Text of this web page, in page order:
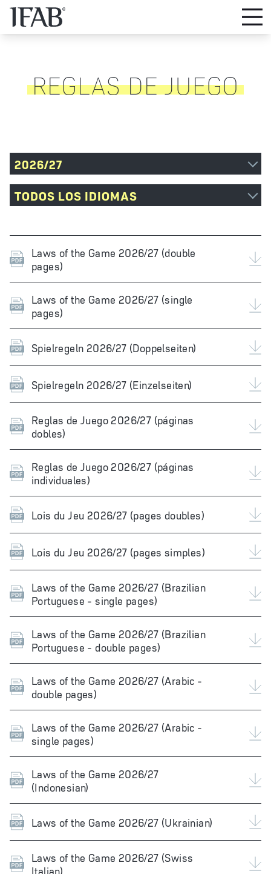
REGLAS DE JUEGO
2026/27
TODOS LOS IDIOMAS
Laws of the Game 2026/27 (double
pages)
Laws of the Game 2026/27 (single
pages)
Spielregeln 2026/27 (Doppelseiten)
Spielregeln 2026/27 (Einzelseiten)
Reglas de Juego 2026/27 (páginas
dobles)
Reglas de Juego 2026/27 (páginas
individuales)
Lois du Jeu 2026/27 (pages doubles)
Lois du Jeu 2026/27 (pages simples)
Laws of the Game 2026/27 (Brazilian
Portuguese - single pages)
Laws of the Game 2026/27 (Brazilian
Portuguese - double pages)
Laws of the Game 2026/27 (Arabic -
double pages)
Laws of the Game 2026/27 (Arabic -
single pages)
Laws of the Game 2026/27
(Indonesian)
Laws of the Game 2026/27 (Ukrainian)
Laws of the Game 2026/27 (Swiss
Italian)